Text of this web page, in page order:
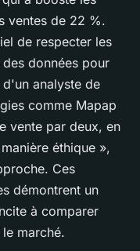
ventes de 22 %.
de respecter les
données pour
analyste de
comme Mapap
vente par deux, en
éthique »,
Ces
démontrent un
à comparer
marché.